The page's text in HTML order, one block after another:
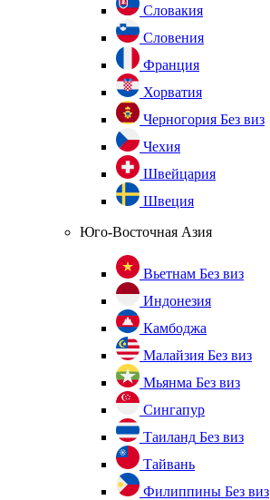
Словакия
Словения
Франция
Хорватия
Черногория Без виз
Чехия
Швейцария
Швеция
Юго-Восточная Азия
Вьетнам Без виз
Индонезия
Камбоджа
Малайзия Без виз
Мьянма Без виз
Сингапур
Таиланд Без виз
Тайвань
Филиппины Без виз